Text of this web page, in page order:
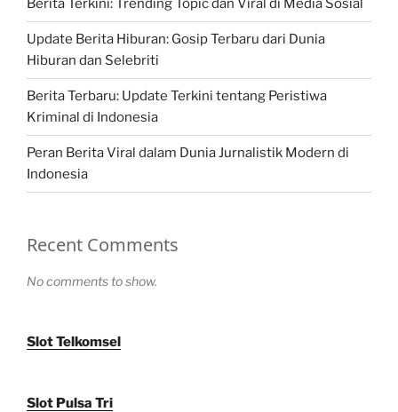
Berita Terkini: Trending Topic dan Viral di Media Sosial
Update Berita Hiburan: Gosip Terbaru dari Dunia
Hiburan dan Selebriti
Berita Terbaru: Update Terkini tentang Peristiwa
Kriminal di Indonesia
Peran Berita Viral dalam Dunia Jurnalistik Modern di
Indonesia
Recent Comments
No comments to show.
Slot Telkomsel
Slot Pulsa Tri